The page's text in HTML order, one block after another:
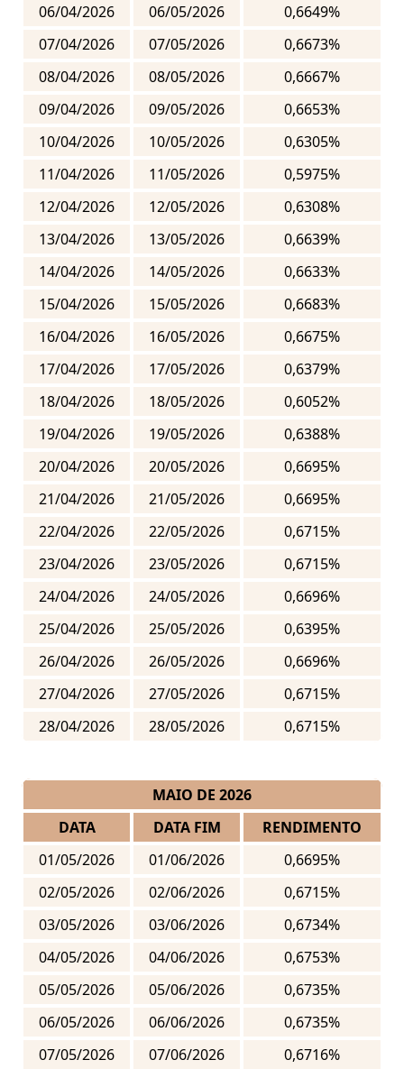
06/04/2026
06/05/2026
0,6649%
07/04/2026
07/05/2026
0,6673%
08/04/2026
08/05/2026
0,6667%
09/04/2026
09/05/2026
0,6653%
10/04/2026
10/05/2026
0,6305%
11/04/2026
11/05/2026
0,5975%
12/04/2026
12/05/2026
0,6308%
13/04/2026
13/05/2026
0,6639%
14/04/2026
14/05/2026
0,6633%
15/04/2026
15/05/2026
0,6683%
16/04/2026
16/05/2026
0,6675%
17/04/2026
17/05/2026
0,6379%
18/04/2026
18/05/2026
0,6052%
19/04/2026
19/05/2026
0,6388%
20/04/2026
20/05/2026
0,6695%
21/04/2026
21/05/2026
0,6695%
22/04/2026
22/05/2026
0,6715%
23/04/2026
23/05/2026
0,6715%
24/04/2026
24/05/2026
0,6696%
25/04/2026
25/05/2026
0,6395%
26/04/2026
26/05/2026
0,6696%
27/04/2026
27/05/2026
0,6715%
28/04/2026
28/05/2026 0,6715%
MAIO DE 2026
DATA
DATA FIM
RENDIMENTO
01/05/2026
01/06/2026
0,6695%
02/05/2026
02/06/2026
0,6715%
03/05/2026
03/06/2026
0,6734%
04/05/2026
04/06/2026
0,6753%
05/05/2026
05/06/2026
0,6735%
06/05/2026
06/06/2026
0,6735%
07/05/2026
07/06/2026
0,6716%